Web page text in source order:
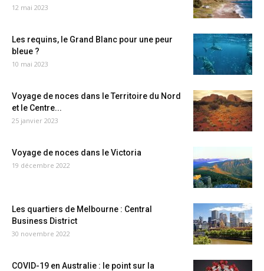
12 mai 2023
Les requins, le Grand Blanc pour une peur
bleue ?
10 mai 2023
Voyage de noces dans le Territoire du Nord
et le Centre...
25 janvier 2023
Voyage de noces dans le Victoria
19 décembre 2022
Les quartiers de Melbourne : Central
Business District
30 novembre 2022
COVID-19 en Australie : le point sur la